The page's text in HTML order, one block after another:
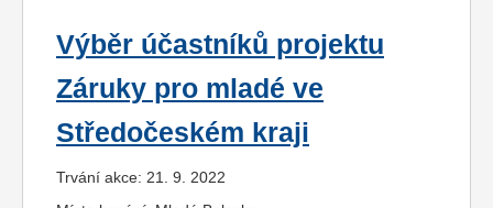
Výběr účastníků projektu
Záruky pro mladé ve
Středočeském kraji
Trvání akce: 21. 9. 2022